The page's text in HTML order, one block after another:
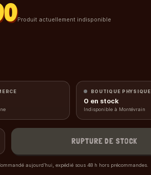
Produit actuellement indisponible
BOUTIQUE PHYSIQUE
0 en stock
Indisponible à Montévrain
RUPTURE DE STOCK
aujourd’hui, expédié sous 48 h hors précommandes.